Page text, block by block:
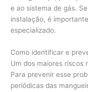
e ao sistema de gás.
instalação, é
especializado.
Como identificar e
Um dos maiores riscos
Para prevenir esse
periódicas das